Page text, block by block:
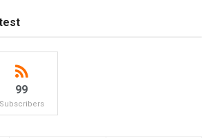
99
Subscribers